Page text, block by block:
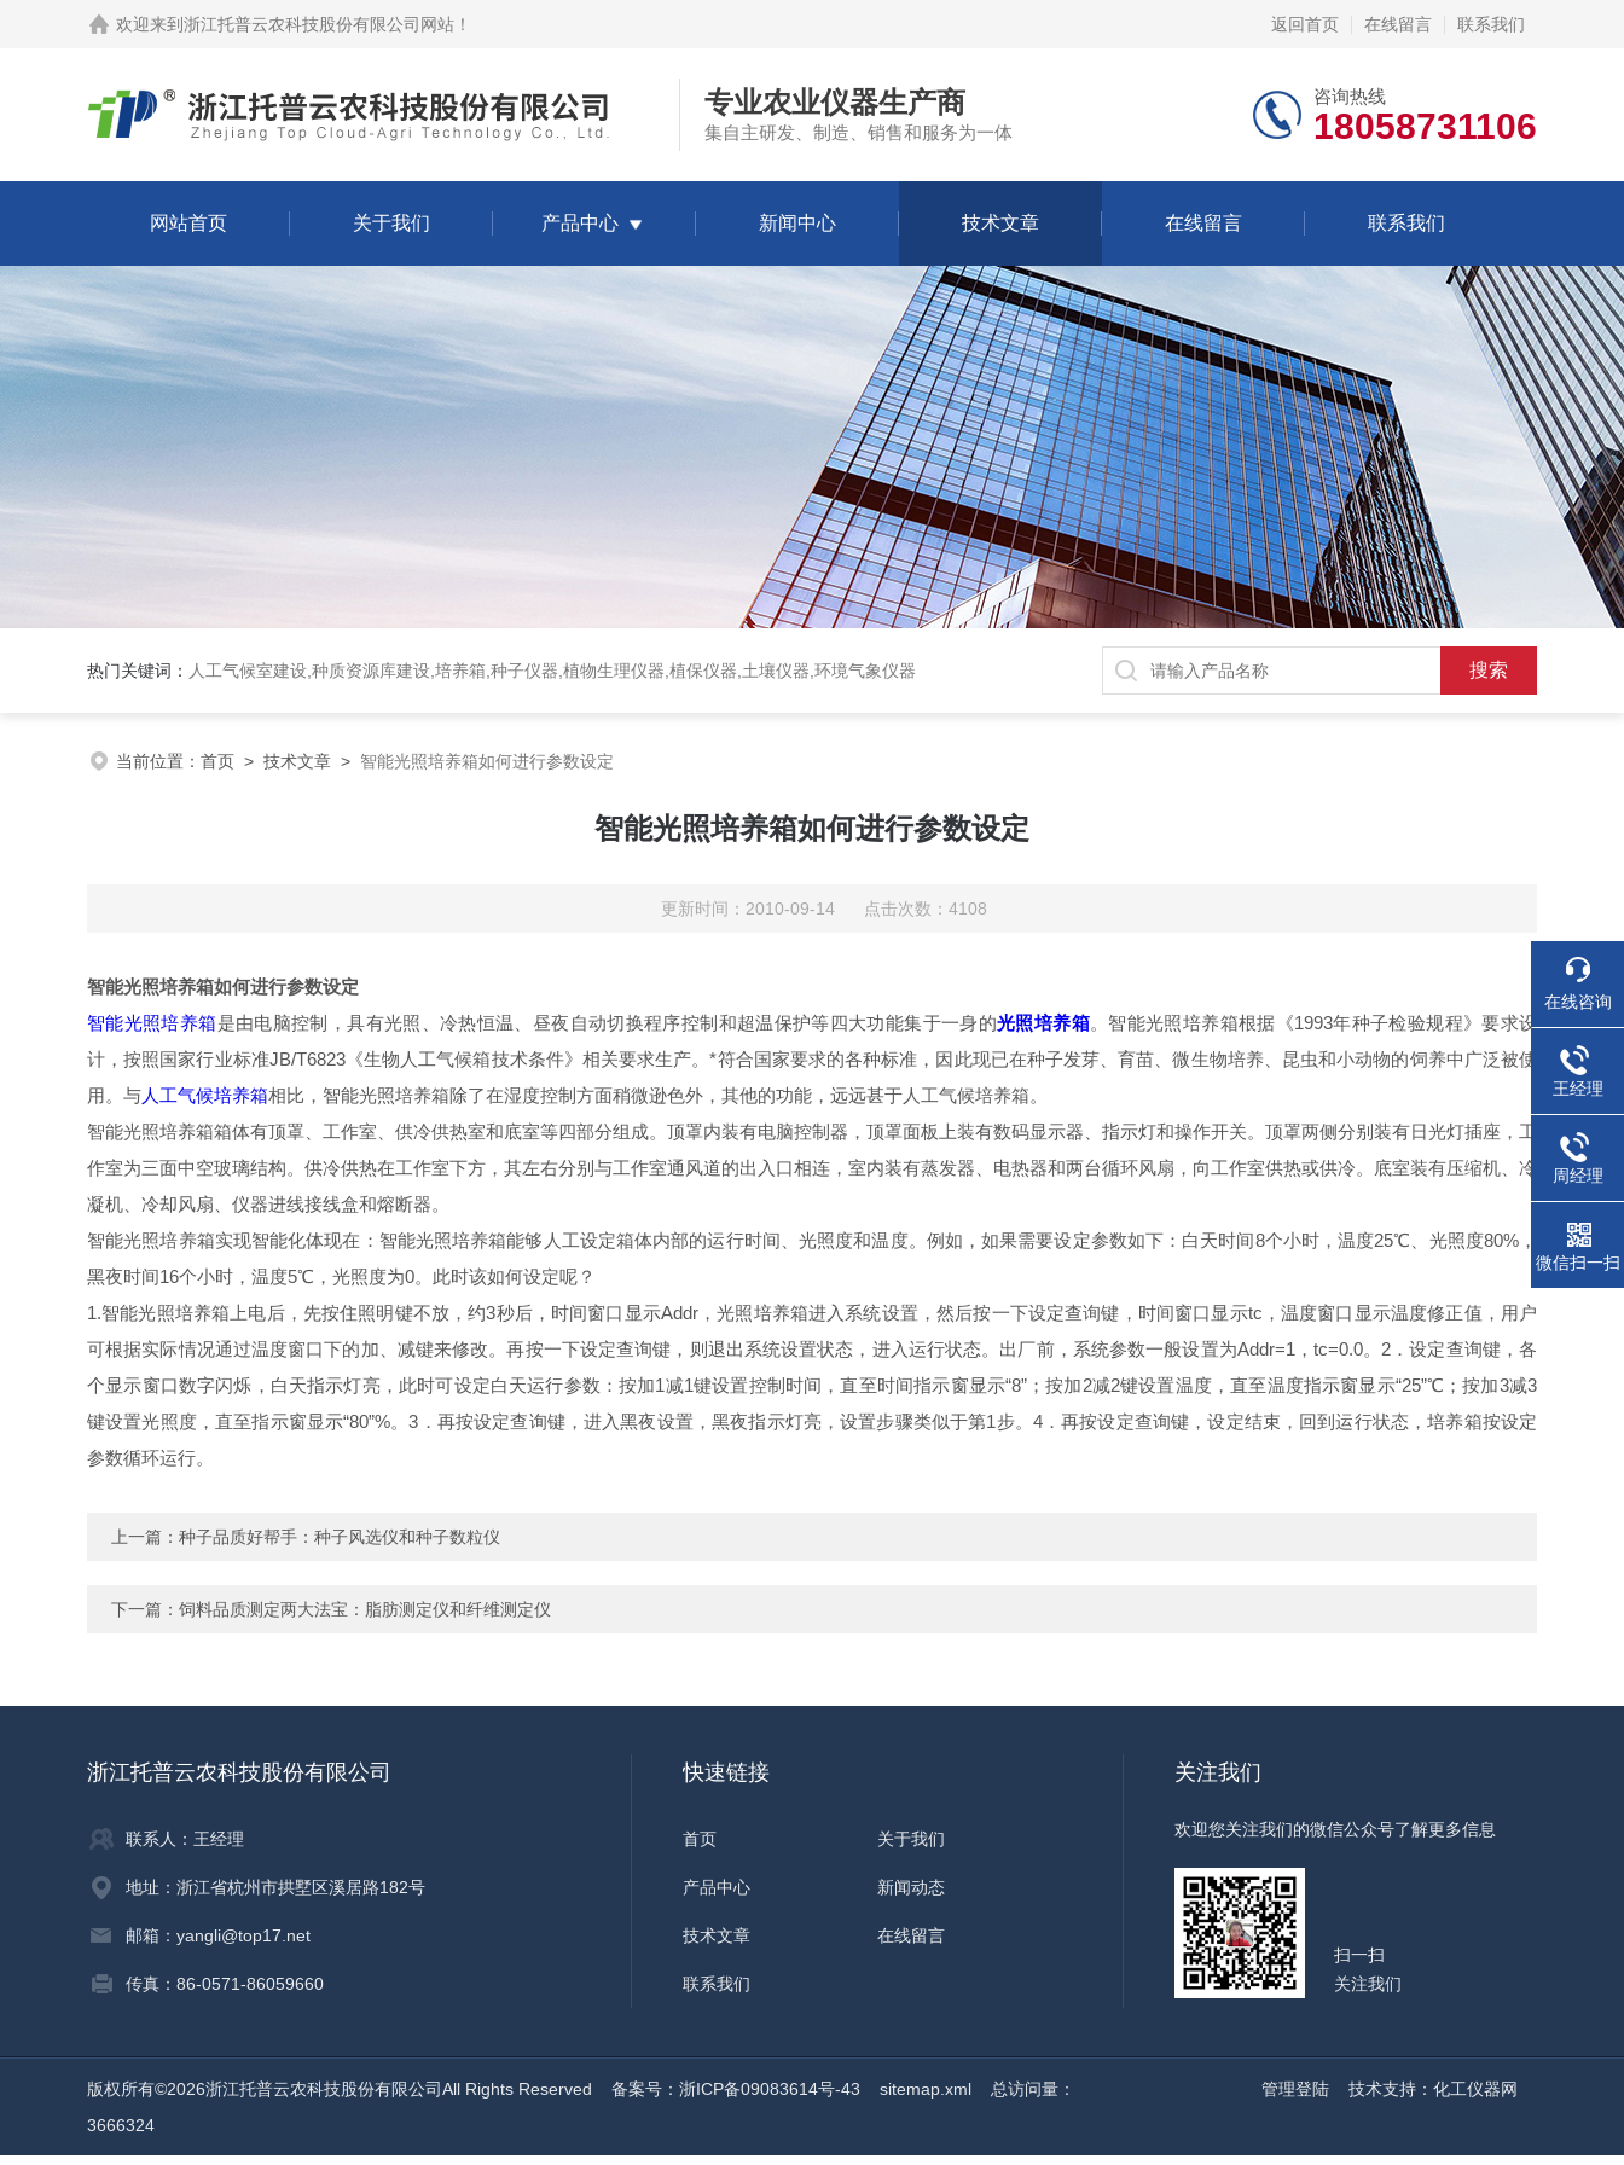
欢迎来到 浙江托普云农科技股份有限公司网站 ！ 返回首页 在线留言 联系我们
专业农业仪器生产商
集自主研发、制造、销售和服务为一体
咨询热线
18058731106
网站首页 关于我们 产品中心 新闻中心 技术文章 在线留言 联系我们
热门关键词： 人工气候室建设,种质资源库建设,培养箱,种子仪器,植物生理仪器,植保仪器,土壤仪器,环境气象仪器
当前位置： 首页 > 技术文章 > 智能光照培养箱如何进行参数设定
智能光照培养箱如何进行参数设定
更新时间：2010-09-14 点击次数：4108
智能光照培养箱如何进行参数设定
智能光照培养箱是由电脑控制，具有光照、冷热恒温、昼夜自动切换程序控制和超温保护等四大功能集于一身的光照培养箱。智能光照培养箱根据《1993年种子检验规程》要求设
计，按照国家行业标准JB/T6823《生物人工气候箱技术条件》相关要求生产。*符合国家要求的各种标准，因此现已在种子发芽、育苗、微生物培养、昆虫和小动物的饲养中广泛被使
用。与人工气候培养箱相比，智能光照培养箱除了在湿度控制方面稍微逊色外，其他的功能，远远甚于人工气候培养箱。
智能光照培养箱箱体有顶罩、工作室、供冷供热室和底室等四部分组成。顶罩内装有电脑控制器，顶罩面板上装有数码显示器、指示灯和操作开关。顶罩两侧分别装有日光灯插座，工
作室为三面中空玻璃结构。供冷供热在工作室下方，其左右分别与工作室通风道的出入口相连，室内装有蒸发器、电热器和两台循环风扇，向工作室供热或供冷。底室装有压缩机、冷
凝机、冷却风扇、仪器进线接线盒和熔断器。
智能光照培养箱实现智能化体现在：智能光照培养箱能够人工设定箱体内部的运行时间、光照度和温度。例如，如果需要设定参数如下：白天时间8个小时，温度25℃、光照度80%，
黑夜时间16个小时，温度5℃，光照度为0。此时该如何设定呢？
1.智能光照培养箱上电后，先按住照明键不放，约3秒后，时间窗口显示Addr，光照培养箱进入系统设置，然后按一下设定查询键，时间窗口显示tc，温度窗口显示温度修正值，用户
可根据实际情况通过温度窗口下的加、减键来修改。再按一下设定查询键，则退出系统设置状态，进入运行状态。出厂前，系统参数一般设置为Addr=1，tc=0.0。2．设定查询键，各
个显示窗口数字闪烁，白天指示灯亮，此时可设定白天运行参数：按加1减1键设置控制时间，直至时间指示窗显示“8”；按加2减2键设置温度，直至温度指示窗显示“25”℃；按加3减3
键设置光照度，直至指示窗显示“80”%。3．再按设定查询键，进入黑夜设置，黑夜指示灯亮，设置步骤类似于第1步。4．再按设定查询键，设定结束，回到运行状态，培养箱按设定
参数循环运行。
上一篇： 种子品质好帮手：种子风选仪和种子数粒仪
下一篇： 饲料品质测定两大法宝：脂肪测定仪和纤维测定仪
浙江托普云农科技股份有限公司
联系人：王经理
地址：浙江省杭州市拱墅区溪居路182号
邮箱：yangli@top17.net
传真：86-0571-86059660
快速链接
首页 关于我们
产品中心 新闻动态
技术文章 在线留言
联系我们
关注我们
欢迎您关注我们的微信公众号了解更多信息
扫一扫
关注我们
版权所有©2026浙江托普云农科技股份有限公司All Rights Reserved 备案号：浙ICP备09083614号-43 sitemap.xml 总访问量：
3666324
管理登陆 技术支持： 化工仪器网
在线咨询
王经理
周经理
微信扫一扫